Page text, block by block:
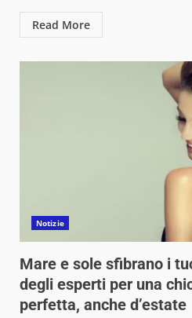
Read More
Notizie
Mare e sole sfibrano i
degli esperti per una
perfetta, anche d’estate